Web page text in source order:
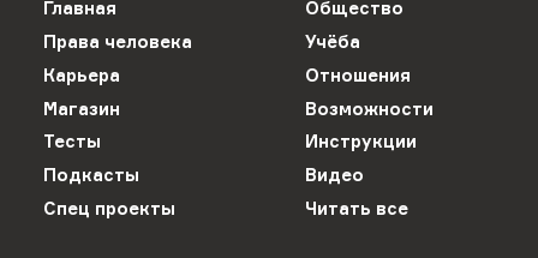
Главная
Общество
Права человека
Учёба
Карьера
Отношения
Магазин
Возможности
Тесты
Инструкции
Подкасты
Видео
Спец проекты
Читать все